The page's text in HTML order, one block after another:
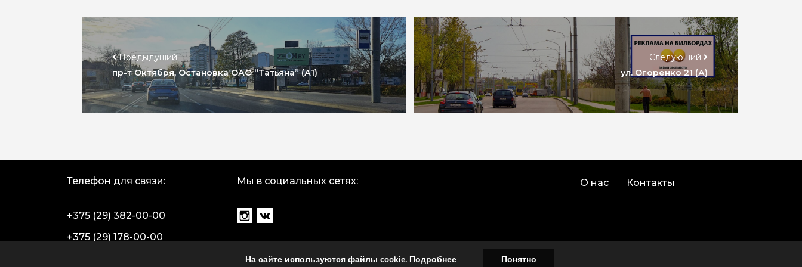
Предыдущий
пр-т Октября, Остановка ОАО “Татьяна” (А1)
Следующий
ул. Огоренко 21 (А)
Телефон для связи:
+375 (29) 382-00-00
+375 (29) 178-00-00
Мы в социальных сетях: О нас Контакты
© 2024 ЧУП «Черненко». Все права защищены
На сайте используются файлы cookie. Подробнее Понятно